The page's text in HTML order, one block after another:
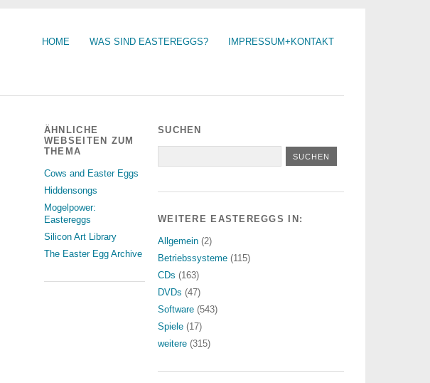
HOME WAS SIND EASTEREGGS? IMPRESSUM+KONTAKT
ÄHNLICHE
WEBSEITEN ZUM
THEMA
Cows and Easter Eggs
Hiddensongs
Mogelpower:
Eastereggs
Silicon Art Library
The Easter Egg Archive
SUCHEN
WEITERE EASTEREGGS IN:
Allgemein (2)
Betriebssysteme (115)
CDs (163)
DVDs (47)
Software (543)
Spiele (17)
weitere (315)